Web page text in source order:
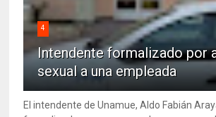
4
Intendente formalizado por
sexual a una empleada
El intendente de Unamue, Aldo Fabián